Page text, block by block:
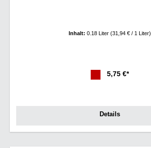
Inhalt: 0.18 Liter (31,94 € / 1 Liter)
5,75 €*
Details